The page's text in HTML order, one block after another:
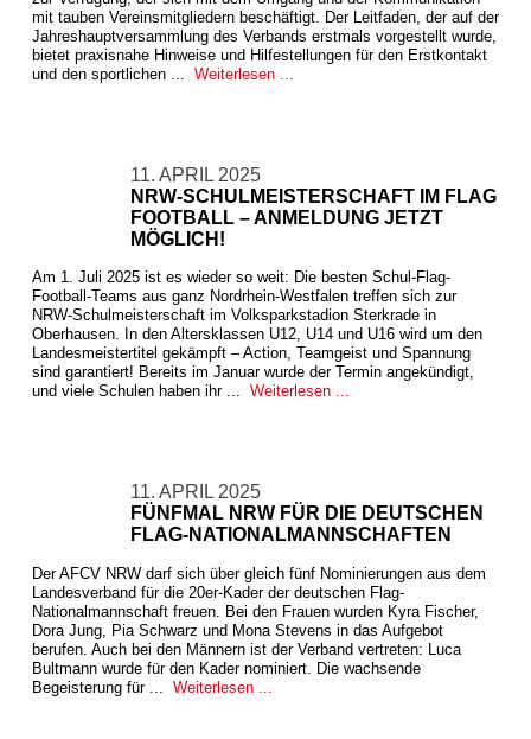
mit tauben Vereinsmitgliedern beschäftigt. Der Leitfaden, der auf der
Jahreshauptversammlung des Verbands erstmals vorgestellt wurde,
bietet praxisnahe Hinweise und Hilfestellungen für den Erstkontakt
und den sportlichen ... Weiterlesen ...
11. APRIL 2025
NRW-SCHULMEISTERSCHAFT IM FLAG
FOOTBALL – ANMELDUNG JETZT
MÖGLICH!
Am 1. Juli 2025 ist es wieder so weit: Die besten Schul-Flag-
Football-Teams aus ganz Nordrhein-Westfalen treffen sich zur
NRW-Schulmeisterschaft im Volksparkstadion Sterkrade in
Oberhausen. In den Altersklassen U12, U14 und U16 wird um den
Landesmeistertitel gekämpft – Action, Teamgeist und Spannung
sind garantiert! Bereits im Januar wurde der Termin angekündigt,
und viele Schulen haben ihr ... Weiterlesen ...
11. APRIL 2025
FÜNFMAL NRW FÜR DIE DEUTSCHEN
FLAG-NATIONALMANNSCHAFTEN
Der AFCV NRW darf sich über gleich fünf Nominierungen aus dem
Landesverband für die 20er-Kader der deutschen Flag-
Nationalmannschaft freuen. Bei den Frauen wurden Kyra Fischer,
Dora Jung, Pia Schwarz und Mona Stevens in das Aufgebot
berufen. Auch bei den Männern ist der Verband vertreten: Luca
Bultmann wurde für den Kader nominiert. Die wachsende
Begeisterung für ... Weiterlesen ...